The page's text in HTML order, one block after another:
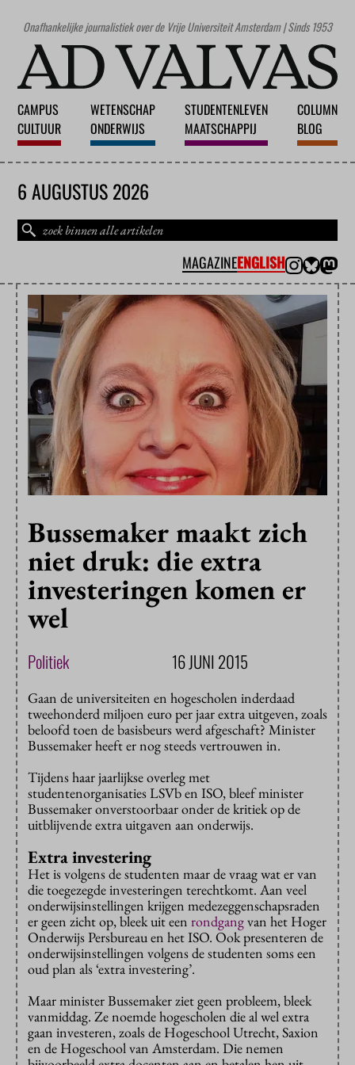
Onafhankelijke journalistiek over de Vrije Universiteit Amsterdam | Sinds 1953
CAMPUS
CULTUUR
WETENSCHAP
ONDERWIJS
STUDENTENLEVEN
MAATSCHAPPIJ
COLUMN
BLOG
6 AUGUSTUS 2026
MAGAZINEENGLISH
Bussemaker maakt zich
niet druk: die extra
investeringen komen er
wel
Politiek 16 JUNI 2015
Gaan de universiteiten en hogescholen inderdaad
tweehonderd miljoen euro per jaar extra uitgeven, zoals
beloofd toen de basisbeurs werd afgeschaft? Minister
Bussemaker heeft er nog steeds vertrouwen in.
Tijdens haar jaarlijkse overleg met
studentenorganisaties LSVb en ISO, bleef minister
Bussemaker onverstoorbaar onder de kritiek op de
uitblijvende extra uitgaven aan onderwijs.
Extra investering
Het is volgens de studenten maar de vraag wat er van
die toegezegde investeringen terechtkomt. Aan veel
onderwijsinstellingen krijgen medezeggenschapsraden
er geen zicht op, bleek uit een rondgangvan het Hoger
Onderwijs Persbureau en het ISO. Ook presenteren de
onderwijsinstellingen volgens de studenten soms een
oud plan als ‘extra investering’.
Maar minister Bussemaker ziet geen probleem, bleek
vanmiddag. Ze noemde hogescholen die al wel extra
gaan investeren, zoals de Hogeschool Utrecht, Saxion
en de Hogeschool van Amsterdam. Die nemen